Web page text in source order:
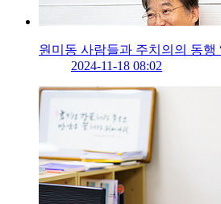
원미동 사람들과 주치의의 동행
2024-11-18 08:02